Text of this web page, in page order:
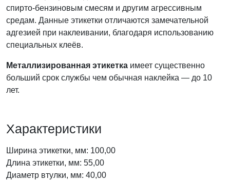
спирто-бензиновым смесям и другим агрессивным
средам. Данные этикетки отличаются замечательной
адгезией при наклеивании, благодаря использованию
специальных клеёв.
Металлизированная этикетка имеет существенно
больший срок службы чем обычная наклейка — до 10
лет.
Характеристики
Ширина этикетки, мм: 100,00
Длина этикетки, мм: 55,00
Диаметр втулки, мм: 40,00